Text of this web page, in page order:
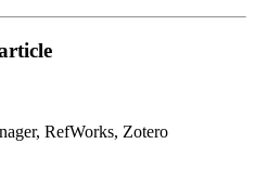
RefWorks, Zotero